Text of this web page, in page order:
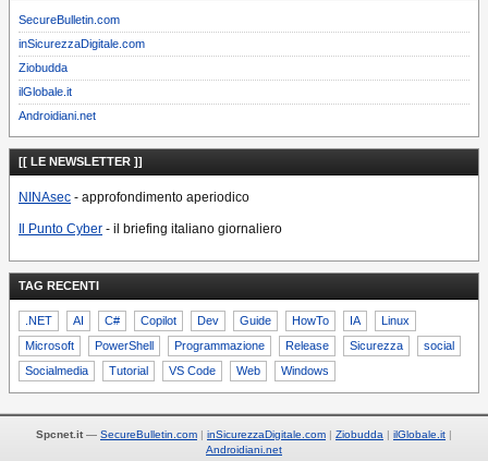
SecureBulletin.com
inSicurezzaDigitale.com
Ziobudda
ilGlobale.it
Androidiani.net
[[ LE NEWSLETTER ]]
NINAsec - approfondimento aperiodico
Il Punto Cyber - il briefing italiano giornaliero
TAG RECENTI
.NET AI C# Copilot Dev Guide HowTo IA
Linux
Microsoft
PowerShell Programmazione Release Sicurezza
social
Socialmedia
Tutorial VS Code Web Windows
Spcnet.it — SecureBulletin.com inSicurezzaDigitale.com Ziobudda
ilGlobale.it
Androidiani.net